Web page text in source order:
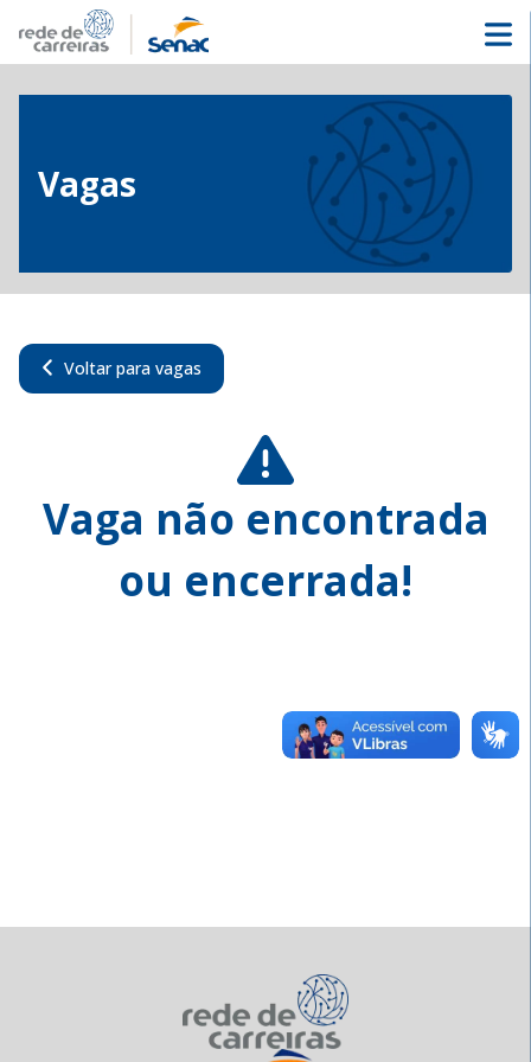
Vagas
Voltar para vagas
Vaga não encontrada
ou encerrada!